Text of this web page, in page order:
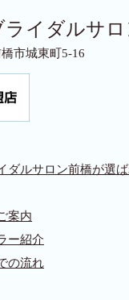
イダルサロ
市城東町5-16
ルサロン前橋が選
案内
ー紹介
の流れ